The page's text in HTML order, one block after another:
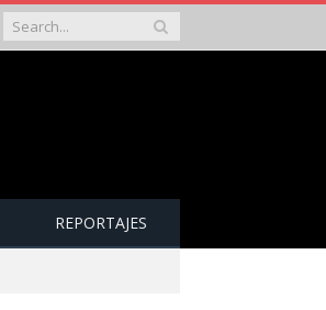
REPORTAJES